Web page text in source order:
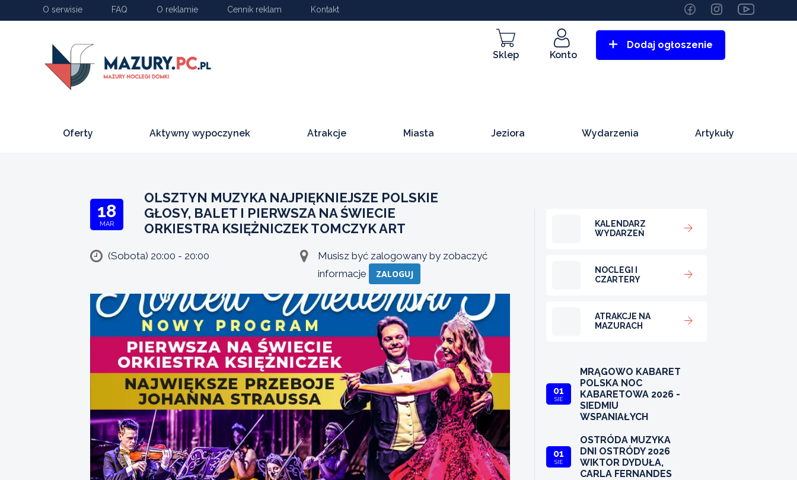
O serwisie FAQ O reklamie Cennik reklam Kontakt
Sklep Konto
Dodaj ogłoszenie
Oferty Aktywny wypoczynek Atrakcje Miasta Jeziora Wydarzenia Artykuły
18
MAR
OLSZTYN MUZYKA NAJPIĘKNIEJSZE POLSKIE
GŁOSY, BALET I PIERWSZA NA ŚWIECIE
ORKIESTRA KSIĘŻNICZEK TOMCZYK ART
(Sobota) 20:00 - 20:00
Musisz być zalogowany by zobaczyć
informacje
ZALOGUJ
KALENDARZ
WYDARZEŃ
NOCLEGI I
CZARTERY
ATRAKCJE NA
MAZURACH
01
SIE
MRĄGOWO KABARET
POLSKA NOC
KABARETOWA 2026 -
SIEDMIU
WSPANIAŁYCH
01
SIE
OSTRÓDA MUZYKA
DNI OSTRÓDY 2026
WIKTOR DYDUŁA,
CARLA FERNANDES